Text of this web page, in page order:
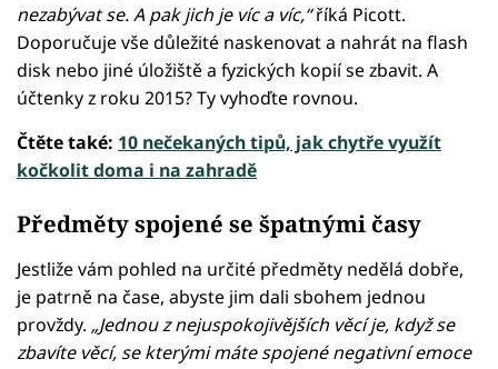
nezabývat se. A pak jich je víc a víc,“říká Picott.
Doporučuje vše důležité naskenovat a nahrát na flash
disk nebo jiné úložiště a fyzických kopií se zbavit. A
účtenky z roku 2015? Ty vyhoďte rovnou.
Čtěte také: 10 nečekaných tipů, jak chytře využít
kočkolit doma i na zahradě
Předměty spojené se špatnými časy
Jestliže vám pohled na určité předměty nedělá dobře,
je patrně na čase, abyste jim dali sbohem jednou
provždy. „Jednou z nejuspokojivějších věcí je, když se
zbavíte věcí, se kterými máte spojené negativní emoce